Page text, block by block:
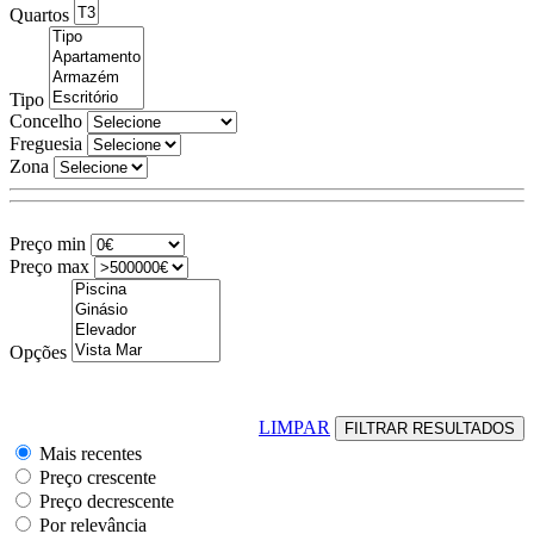
Quartos
Tipo
Concelho
Freguesia
Zona
Preço min
Preço max
Opções
LIMPAR
Mais recentes
Preço crescente
Preço decrescente
Por relevância